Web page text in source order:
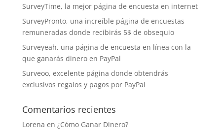
SurveyTime, la mejor página de encuesta en internet
SurveyPronto, una increíble página de encuestas
remuneradas donde recibirás 5$ de obsequio
Surveyeah, una página de encuesta en línea con la
que ganarás dinero en PayPal
Surveoo, excelente página donde obtendrás
exclusivos regalos y pagos por PayPal
Comentarios recientes
Lorena en ¿Cómo Ganar Dinero?